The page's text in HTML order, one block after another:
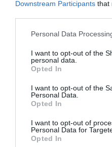
Downstream Participants that
Personal Data
I want to opt-out of the
personal data.
Opted In
I want to opt-out of the
Personal Data.
Opted In
I want to opt-out of
Personal Data for
Opted In
μάθετε πρώτοι όλες τις
Δείτε όλα τατελευταία
Νέοι Διαγωνισμοί
Tags
ΕΙΚΑΣΤΙΚΕΣ ΕΚΘΕΣΕΙΣ